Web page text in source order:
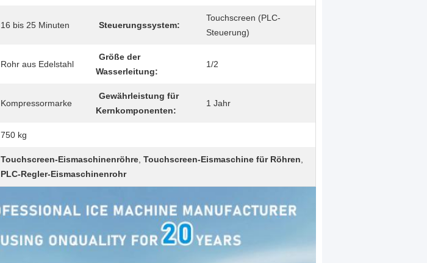
16 bis 25 Minuten Steuerungssystem:
Touchscreen (PLC-
Steuerung)
Rohr aus Edelstahl
Größe der
Wasserleitung:
1/2
Kompressormarke
Gewährleistung für
Kernkomponenten:
1 Jahr
750 kg
Touchscreen-Eismaschinenröhre Touchscreen-Eismaschine für Röhren
PLC-Regler-Eismaschinenrohr